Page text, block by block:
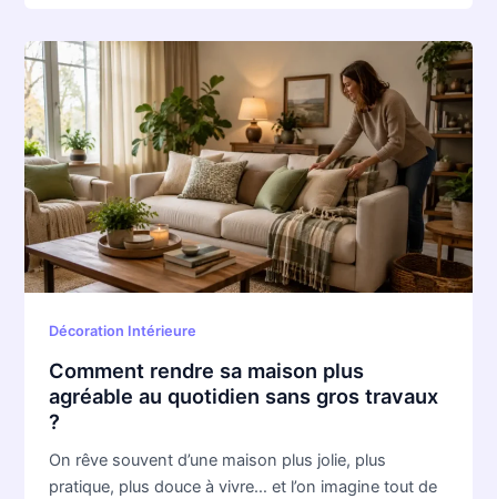
Décoration Intérieure
Comment rendre sa maison plus
agréable au quotidien sans gros travaux
?
On rêve souvent d’une maison plus jolie, plus
pratique, plus douce à vivre… et l’on imagine tout de
Comment
rendre
sa
maison
plus
agréable
au
quotidien
sans
gros